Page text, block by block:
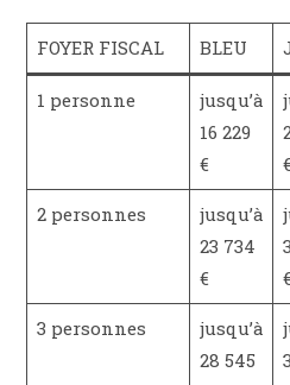
FOYER FISCAL BLEU
1 personne
jusqu’à
16 229
€
2 personnes
jusqu’à
23 734
€
3 personnes
jusqu’à
28 545